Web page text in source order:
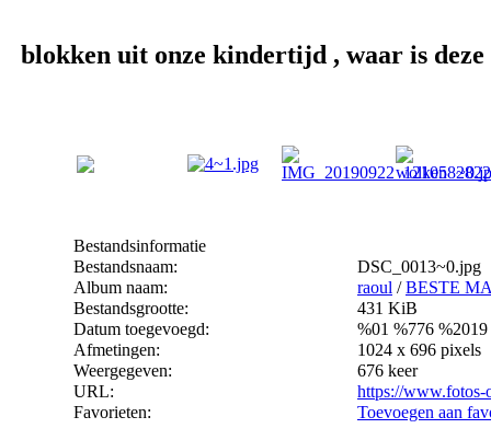
blokken uit onze kindertijd , waar is deze
Bestandsinformatie
Bestandsnaam:
DSC_0013~0.jpg
Album naam:
raoul /BESTE
Bestandsgrootte:
431 KiB
Datum toegevoegd:
%01 %776 %2019
Afmetingen:
1024 x 696 pixels
Weergegeven:
676 keer
URL:
https://www.fotos-
Favorieten:
Toevoegen aan